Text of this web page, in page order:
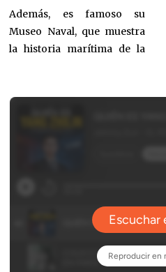
Además, es famoso su
Museo Naval, que muestra
la historia marítima de la